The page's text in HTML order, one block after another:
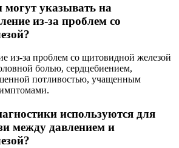
указывать на
из-за проблем со
из-за проблем со щитовидной железой
болью, сердцебиением,
потливостью, учащенным
используются для
между давлением и